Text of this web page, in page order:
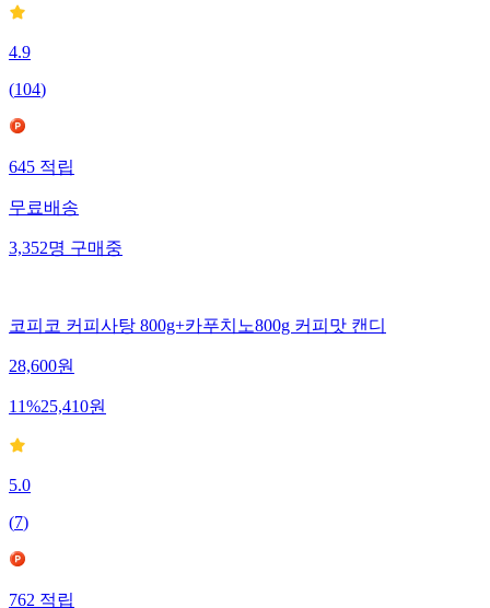
4.9
(104)
645 적립
무료배송
3,352명 구매중
코피코 커피사탕 800g+카푸치노800g 커피맛 캔디
28,600원
11%25,410원
5.0
(7)
762적립